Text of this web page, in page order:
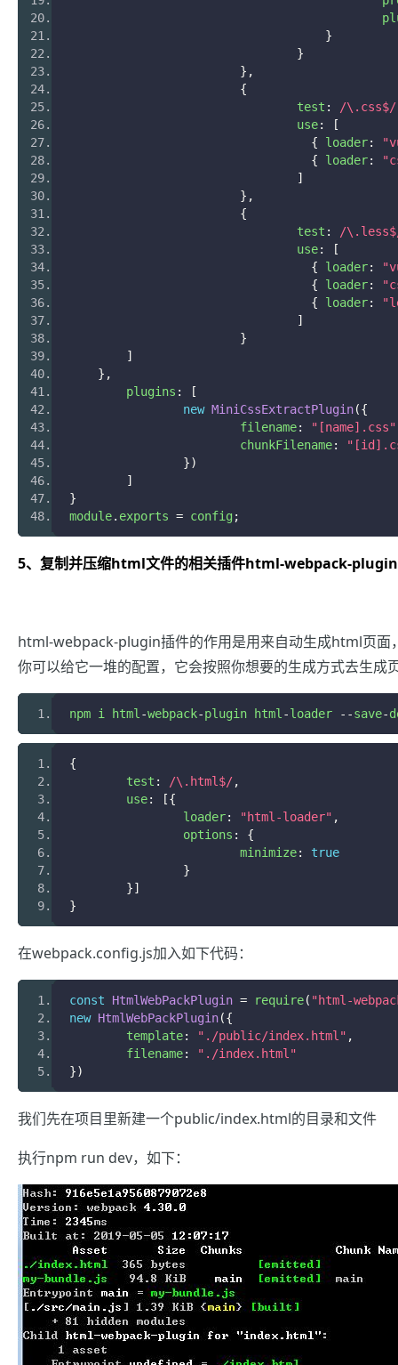
}
}
},
{
				test
: /\.css$/
				use
:
[
{ loader:
{ loader:
]
},
{
				test
:
/
				use
:
[
{ loader:
{ loader:
{ loader:
]
}
]
},
	plugins
:
[
new MiniCssExtractPlugin({
			filename
: "[name].css"
			chunkFilename
:
})
]
}
module. exports = config ;
5、复制并压缩html文件的相关插件html-webpack-plugin
html-webpack-plugin插件的作用是用来自动生成html页面
你可以给它一堆的配置，它会按照你想要的生成方式去生成
npm i html -webpack-plugin html -loader --save-
{
	test
: /\.html$/,
	use
:
[{
		loader
: "html-loader" ,
		options
:
{
			minimize
:
true
}
}]
}
在webpack.config.js加入如下代码：
const HtmlWebPackPlugin = require( "html-
new HtmlWebPackPlugin({
	template
: "./public/index.html" ,
	filename
:
"./index.html"
})
我们先在项目里新建一个public/index.html的目录和文件
执行npm run dev，如下：